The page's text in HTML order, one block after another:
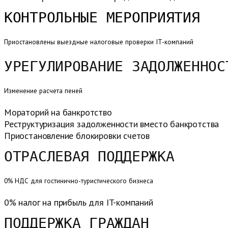
КОНТРОЛЬНЫЕ МЕРОПРИЯТИЯ
Приостановлены выездные налоговые проверки IT-компаний
УРЕГУЛИРОВАНИЕ
Изменение расчета пеней
Мораторий на банкротство
Реструктуризация задолженности вместо банкротства
Приостановление блокировки счетов
ОТРАСЛЕВАЯ ПОДДЕРЖКА
0% НДС для гостинично-туристического бизнеса
0% налог на прибыль для IT-компаний
ПОДДЕРЖКА ГРАЖДАН